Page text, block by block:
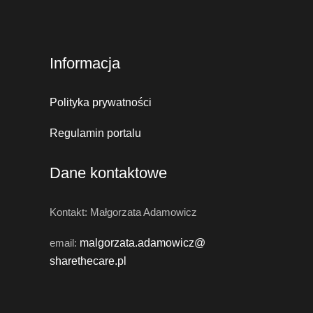
Informacja
Polityka prywatności
Regulamin portalu
Dane kontaktowe
Kontakt: Małgorzata Adamowicz
email: malgorzata.adamowicz@
sharethecare.pl